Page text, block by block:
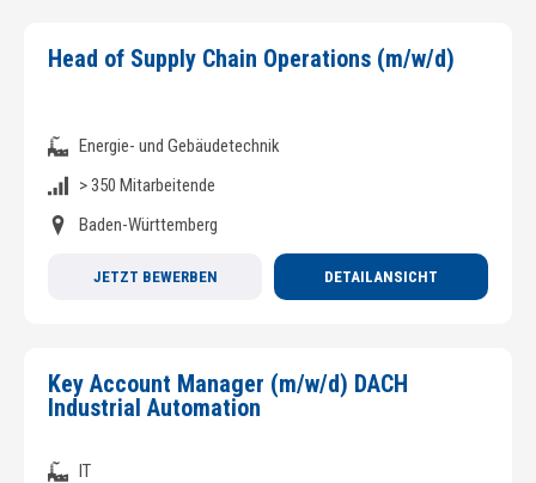
Head of Supply Chain Operations (m/w/d)
Energie- und Gebäudetechnik
> 350 Mitarbeitende
Baden-Württemberg
JETZT BEWERBEN DETAILANSICHT
Key Account Manager (m/w/d) DACH
Industrial Automation
IT